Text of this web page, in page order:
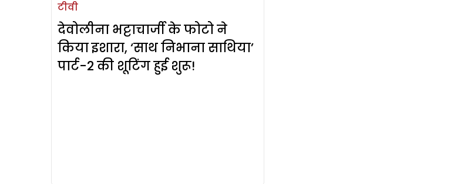
टीवी
देवोलीना भट्टाचार्जी के फोटो ने
किया इशारा, ‘साथ निभाना साथिया’
पार्ट-2 की शूटिंग हुई शुरू!